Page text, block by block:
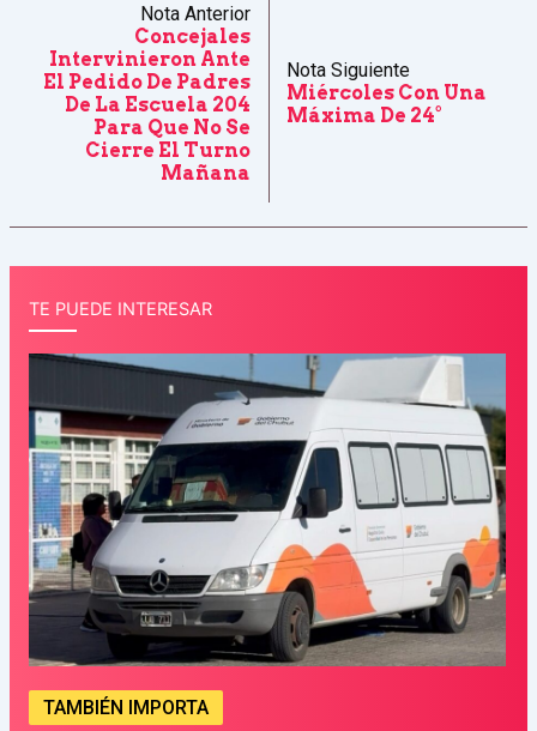
Nota Anterior
Concejales
Intervinieron Ante
El Pedido De Padres
De La Escuela 204
Para Que No Se
Cierre El Turno
Mañana
Nota Siguiente
Miércoles Con Una
Máxima De 24°
TE PUEDE INTERESAR
TAMBIÉN IMPORTA